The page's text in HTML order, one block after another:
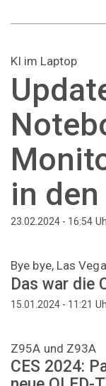
KI im Laptop
in
23.02.2024 - 16:54
Bye bye, Las
Das war die
15.01.2024 - 11:21
Z95A und Z93A
CES 2024: